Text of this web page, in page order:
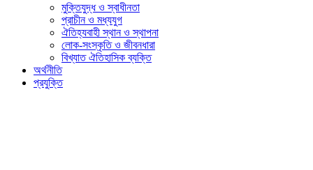
মুক্তিযুদ্ধ ও স্বাধীনতা
প্রাচীন ও মধ্যযুগ
ঐতিহ্যবাহী স্থান ও স্থাপনা
লোক-সংস্কৃতি ও জীবনধারা
বিখ্যাত ঐতিহাসিক ব্যক্তি
অর্থনীতি
প্রযুক্তি